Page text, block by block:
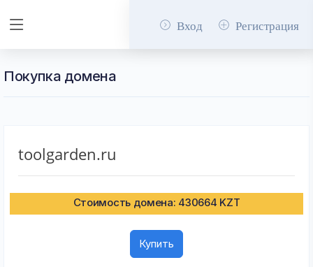
Вход Регистрация
Покупка домена
toolgarden.ru
Стоимость домена: 430664 KZT
Купить